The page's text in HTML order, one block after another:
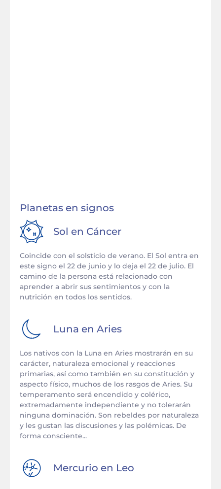
Planetas en signos
Sol en Cáncer
Coincide con el solsticio de verano. El Sol entra en
este signo el 22 de junio y lo deja el 22 de julio. El
camino de la persona está relacionado con
aprender a abrir sus sentimientos y con la
nutrición en todos los sentidos.
Luna en Aries
Los nativos con la Luna en Aries mostrarán en su
carácter, naturaleza emocional y reacciones
primarias, así como también en su constitución y
aspecto físico, muchos de los rasgos de Aries. Su
temperamento será encendido y colérico,
extremadamente independiente y no tolerarán
ninguna dominación. Son rebeldes por naturaleza
y les gustan las discusiones y las polémicas. De
forma consciente...
Mercurio en Leo